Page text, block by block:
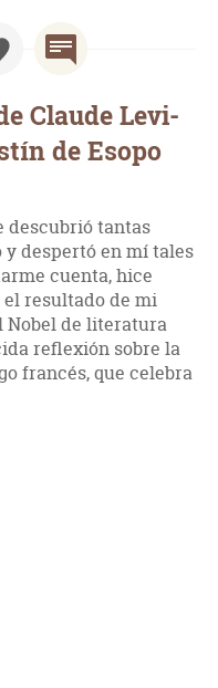
Claude Levi-
de Esopo
descubrió tantas
y despertó en mí tales
cuenta, hice
el resultado de mi
Nobel de literatura
reflexión sobre la
francés, que celebra